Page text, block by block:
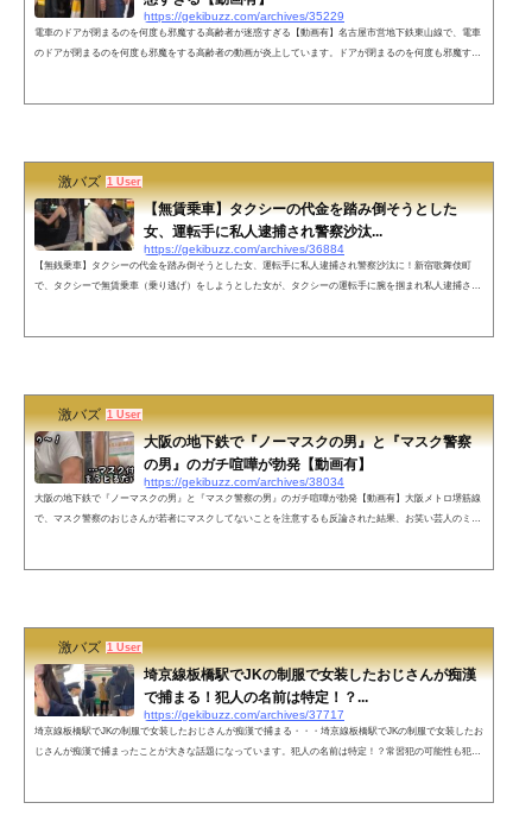
https://gekibuzz.com/archives/35229
電車のドアが閉まるのを何度も邪魔する高齢者が迷惑すぎる【動画有】名古屋市営地下鉄東山線で、電車
のドアが閉まるのを何度も邪魔をする高齢者の動画が炎上しています。ドアが閉まるのを何度も邪魔する
激バズ 1 User
【無賃乗車】タクシーの代金を踏み倒そうとした
女、運転手に私人逮捕され警察沙汰...
https://gekibuzz.com/archives/36884
【無銭乗車】タクシーの代金を踏み倒そうとした女、運転手に私人逮捕され警察沙汰に！新宿歌舞伎町
で、タクシーで無賃乗車（乗り逃げ）をしようとした女が、タクシーの運転手に腕を掴まれ私人逮捕され
激バズ 1 User
大阪の地下鉄で『ノーマスクの男』と『マスク警察
の男』のガチ喧嘩が勃発【動画有】
https://gekibuzz.com/archives/38034
大阪の地下鉄で『ノーマスクの男』と『マスク警察の男』のガチ喧嘩が勃発【動画有】大阪メトロ堺筋線
で、マスク警察のおじさんが若者にマスクしてないことを注意するも反論された結果、お笑い芸人のミキ
激バズ 1 User
埼京線板橋駅でJKの制服で女装したおじさんが痴漢
で捕まる！犯人の名前は特定！？...
https://gekibuzz.com/archives/37717
埼京線板橋駅でJKの制服で女装したおじさんが痴漢で捕まる・・・埼京線板橋駅でJKの制服で女装したお
じさんが痴漢で捕まったことが大きな話題になっています。犯人の名前は特定！？常習犯の可能性も犯人